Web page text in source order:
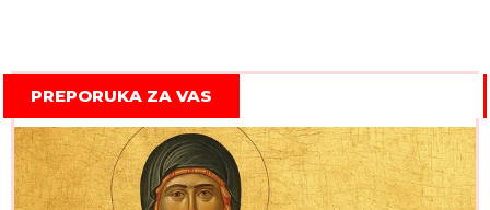
PREPORUKA ZA VAS